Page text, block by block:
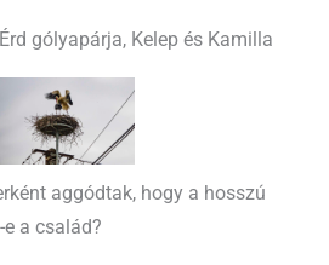
gólyapárja, Kelep és Kamilla
aggódtak, hogy a hosszú
a család?